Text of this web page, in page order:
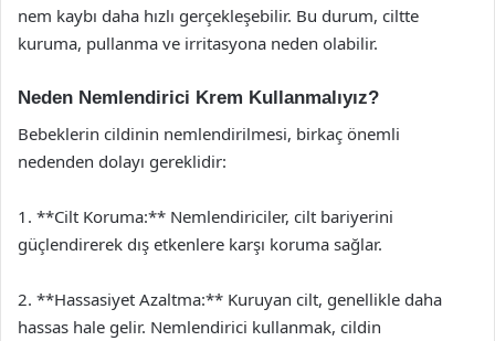
nem kaybı daha hızlı gerçekleşebilir. Bu durum, ciltte
kuruma, pullanma ve irritasyona neden olabilir.
Neden Nemlendirici Krem Kullanmalıyız?
Bebeklerin cildinin nemlendirilmesi, birkaç önemli
nedenden dolayı gereklidir:
1. **Cilt Koruma:** Nemlendiriciler, cilt bariyerini
güçlendirerek dış etkenlere karşı koruma sağlar.
2. **Hassasiyet Azaltma:** Kuruyan cilt, genellikle daha
hassas hale gelir. Nemlendirici kullanmak, cildin